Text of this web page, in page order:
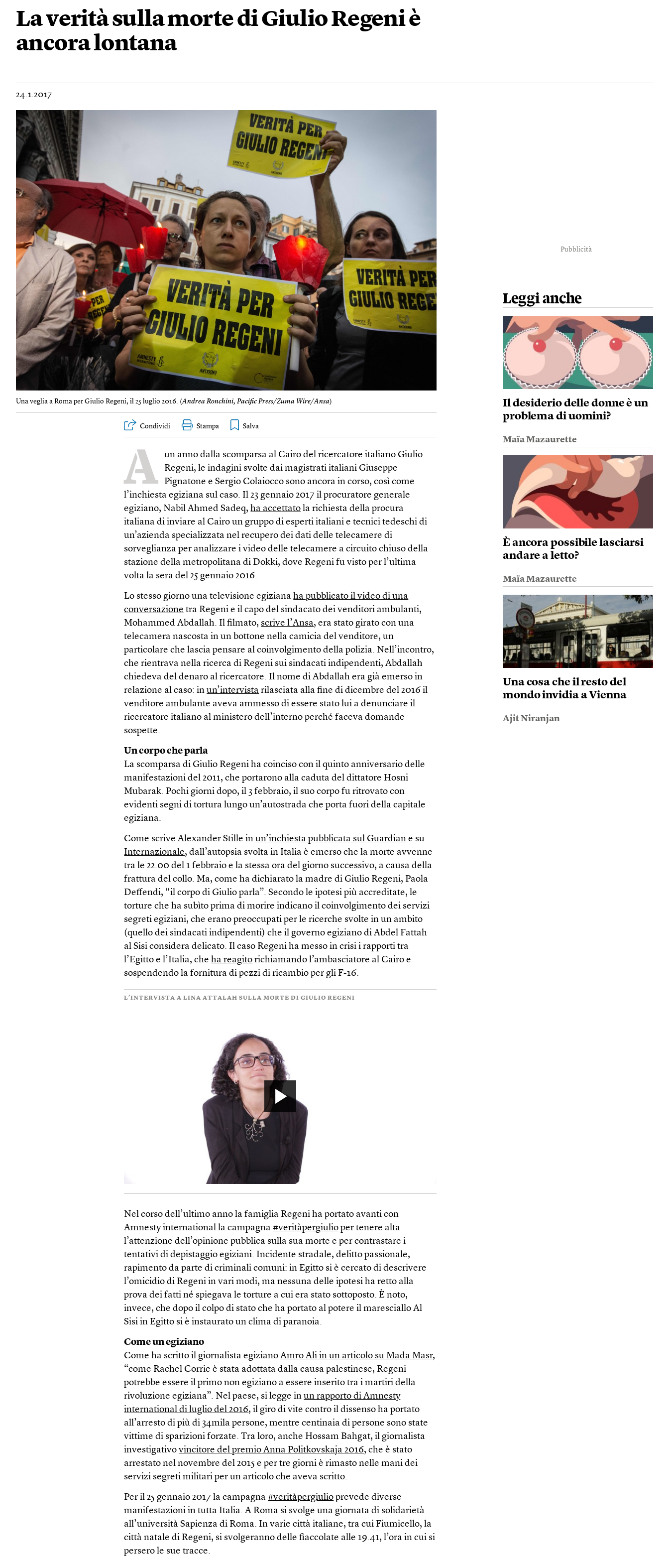
La verità sulla morte di Giulio Regeni è
ancora lontana
24.1.2017
Una veglia a Roma per Giulio Regeni, il 25 luglio 2016. (Andrea Ronchini, Pacific Press/Zuma Wire/Ansa)
Condividi Stampa
A
un anno dalla scomparsa al Cairo del ricercatore italiano Giulio
Regeni, le indagini svolte dai magistrati italiani Giuseppe
Pignatone e Sergio Colaiocco sono ancora in corso, così come
l’inchiesta egiziana sul caso. Il 23 gennaio 2017 il procuratore generale
egiziano, Nabil Ahmed Sadeq,ha accettato la richiesta della procura
italiana di inviare al Cairo un gruppo di esperti italiani e tecnici tedeschi di
un’azienda specializzata nel recupero dei dati delle telecamere di
sorveglianza per analizzare i video delle telecamere a circuito chiuso della
stazione della metropolitana di Dokki, dove Regeni fu visto per l’ultima
volta la sera del 25 gennaio 2016.
Lo stesso giorno una televisione egizianaha pubblicato il video di una
conversazione tra Regeni e il capo del sindacato dei venditori ambulanti,
Mohammed Abdallah. Il filmato, scrive l’Ansa, era stato girato con una
telecamera nascosta in un bottone nella camicia del venditore, un
particolare che lascia pensare al coinvolgimento della polizia. Nell’incontro,
che rientrava nella ricerca di Regeni sui sindacati indipendenti, Abdallah
chiedeva del denaro al ricercatore. Il nome di Abdallah era già emerso in
relazione al caso: inun’intervista rilasciata alla fine di dicembre del 2016 il
venditore ambulante aveva ammesso di essere stato lui a denunciare il
ricercatore italiano al ministero dell’interno perché faceva domande
sospette.
Un corpo che parla
La scomparsa di Giulio Regeni ha coinciso con il quinto anniversario delle
manifestazioni del 2011, che portarono alla caduta del dittatore Hosni
Mubarak. Pochi giorni dopo, il 3 febbraio, il suo corpo fu ritrovato con
evidenti segni di tortura lungo un’autostrada che porta fuori della capitale
egiziana.
Come scrive Alexander Stille inun’inchiesta pubblicata sul Guardian e su
Internazionale, dall’autopsia svolta in Italia è emerso che la morte avvenne
tra le 22.00 del 1 febbraio e la stessa ora del giorno successivo, a causa della
frattura del collo. Ma, come ha dichiarato la madre di Giulio Regeni, Paola
Deffendi, “il corpo di Giulio parla”. Secondo le ipotesi più accreditate, le
torture che ha subìto prima di morire indicano il coinvolgimento dei servizi
segreti egiziani, che erano preoccupati per le ricerche svolte in un ambito
(quello dei sindacati indipendenti) che il governo egiziano di Abdel Fattah
al Sisi considera delicato. Il caso Regeni ha messo in crisi i rapporti tra
l’Egitto e l’Italia, cheha reagito richiamando l’ambasciatore al Cairo e
sospendendo la fornitura di pezzi di ricambio per gli F-16.
L’INTERVISTA A LINA ATTALAH SULLA MORTE DI GIULIO REGENI
Nel corso dell’ultimo anno la famiglia Regeni ha portato avanti con
Amnesty international la campagna#veritàpergiulio per tenere alta
l’attenzione dell’opinione pubblica sulla sua morte e per contrastare i
tentativi di depistaggio egiziani. Incidente stradale, delitto passionale,
rapimento da parte di criminali comuni: in Egitto si è cercato di descrivere
l’omicidio di Regeni in vari modi, ma nessuna delle ipotesi ha retto alla
prova dei fatti né spiegava le torture a cui era stato sottoposto. È noto,
invece, che dopo il colpo di stato che ha portato al potere il maresciallo Al
Sisi in Egitto si è instaurato un clima di paranoia.
Come un egiziano
Come ha scritto il giornalista egizianoAmro Ali in un articolo su Mada Masr,
“come Rachel Corrie è stata adottata dalla causa palestinese, Regeni
potrebbe essere il primo non egiziano a essere inserito tra i martiri della
rivoluzione egiziana”. Nel paese, si legge inun rapporto di Amnesty
international di luglio del 2016, il giro di vite contro il dissenso ha portato
all’arresto di più di 34mila persone, mentre centinaia di persone sono state
vittime di sparizioni forzate. Tra loro, anche Hossam Bahgat, il giornalista
investigativovincitore del premio Anna Politkovskaja 2016, che è stato
arrestato nel novembre del 2015 e per tre giorni è rimasto nelle mani dei
servizi segreti militari per un articolo che aveva scritto.
Per il 25 gennaio 2017 la campagna#veritàpergiulio prevede diverse
manifestazioni in tutta Italia. A Roma si svolge una giornata di solidarietà
all’università Sapienza di Roma. In varie città italiane, tra cui Fiumicello, la
città natale di Regeni, si svolgeranno delle fiaccolate alle 19.41, l’ora in cui si
persero le sue tracce.
Pubblicità
Leggi anche
Il desiderio delle donne è un
problema di uomini?
Maïa Mazaurette
È ancora possibile lasciarsi
andare a letto?
Maïa Mazaurette
Una cosa che il resto del
mondo invidia a Vienna
Ajit Niranjan